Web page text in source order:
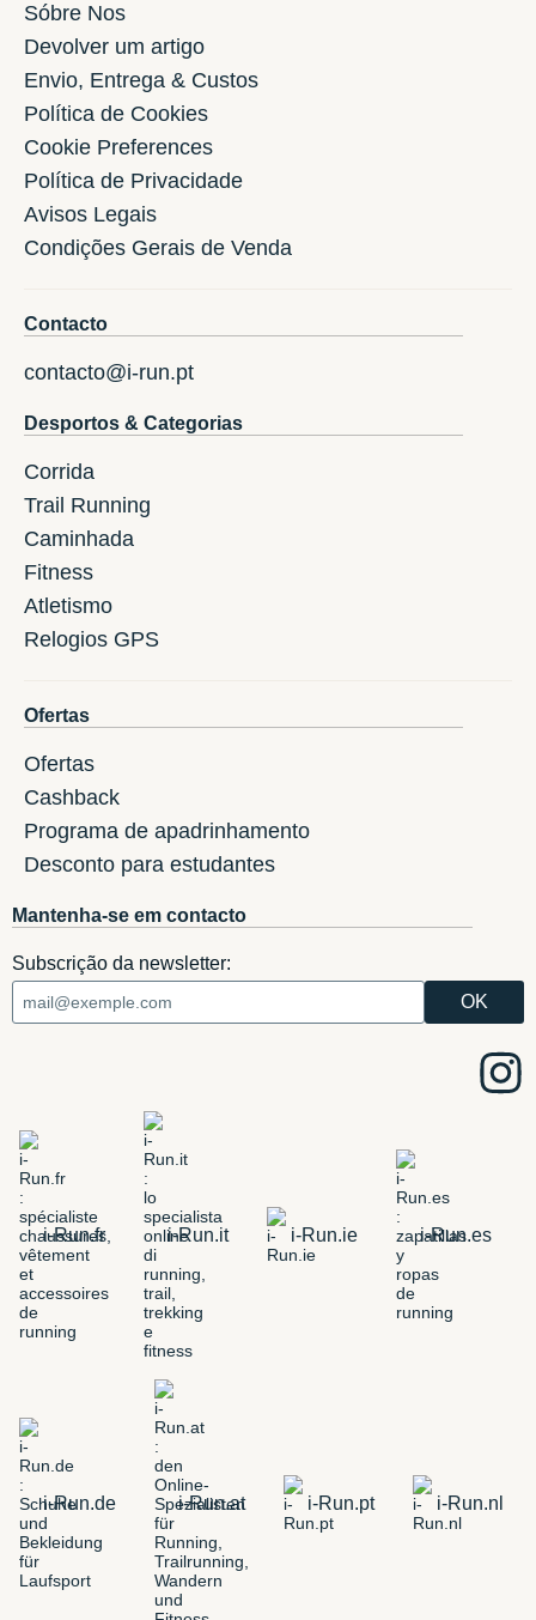
Sóbre Nos
Devolver um artigo
Envio, Entrega & Custos
Política de Cookies
Cookie Preferences
Política de Privacidade
Avisos Legais
Condições Gerais de Venda
Contacto
contacto@i-run.pt
Desportos & Categorias
Corrida
Trail Running
Caminhada
Fitness
Atletismo
Relogios GPS
Ofertas
Ofertas
Cashback
Programa de apadrinhamento
Desconto para estudantes
Mantenha-se em contacto
Subscrição da newsletter:
i-Run.fr i-Run.it i-Run.ie i-Run.es
i-Run.de i-Run.at i-Run.pt i-Run.nl